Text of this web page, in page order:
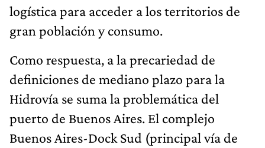
logística para acceder a los territorios de
gran población y consumo.
Como respuesta, a la precariedad de
definiciones de mediano plazo para la
Hidrovía se suma la problemática del
puerto de Buenos Aires. El complejo
Buenos Aires-Dock Sud (principal vía de